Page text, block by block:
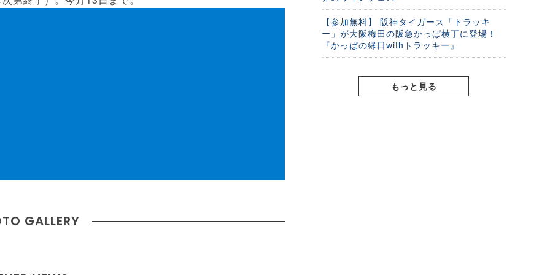
GALLERY
【参加無料】 阪神タイガース「トラッキ
ー」が大阪梅田の阪急かっぱ横丁に登場！
『かっぱの縁日withトラッキー』
もっと見る